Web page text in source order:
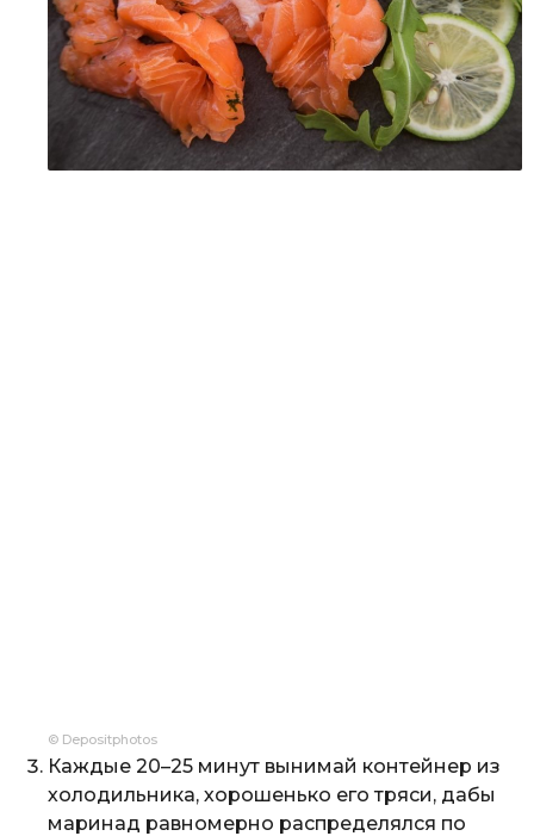
© Depositphotos
Каждые 20–25 минут вынимай контейнер из
холодильника, хорошенько его тряси, дабы
маринад равномерно распределялся по